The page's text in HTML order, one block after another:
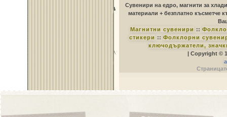
Сувенири на едро, магнити за
материали + безплатно късметче
Магнитни сувенири ::
стикери :: Фолклорни
ключодържатели,
| Copyright ©